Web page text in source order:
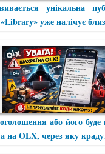
унікальна
уже налічує
або його
на OLX, через яку